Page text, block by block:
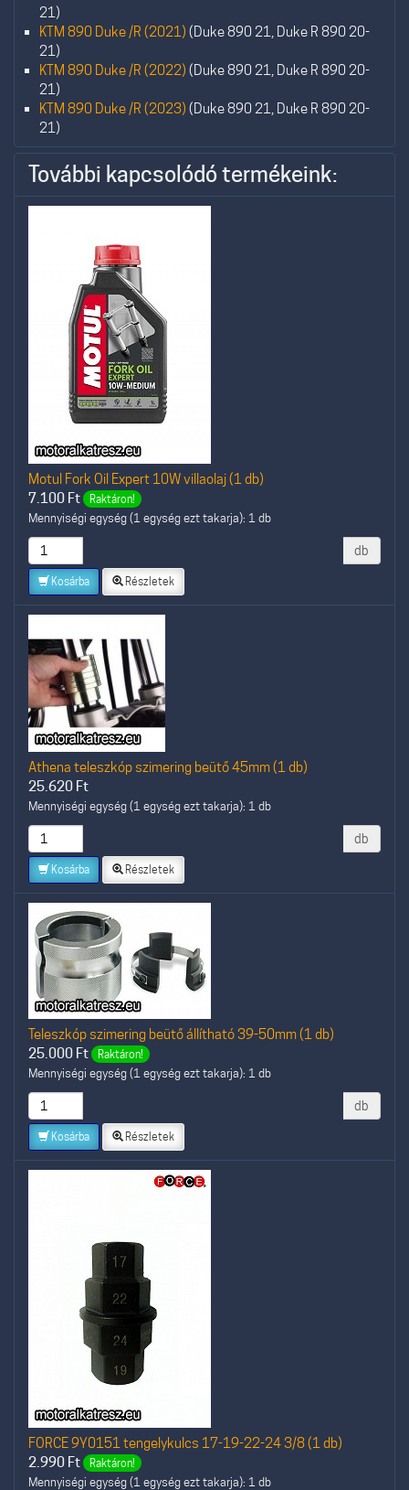
21)
KTM 890 Duke /R (2021) (Duke 890 21, Duke R 890 20-
21)
KTM 890 Duke /R (2022) (Duke 890 21, Duke R 890 20-
21)
KTM 890 Duke /R (2023) (Duke 890 21, Duke R 890 20-
21)
További kapcsolódó termékeink:
Motul Fork Oil Expert 10W villaolaj (1 db)
7.100 Ft Raktáron!
Mennyiségi egység (1 egység ezt takarja): 1 db
db
Kosárba Részletek
Athena teleszkóp szimering beütő 45mm (1 db)
25.620 Ft
Mennyiségi egység (1 egység ezt takarja): 1 db
db
Kosárba Részletek
Teleszkóp szimering beütő állítható 39-50mm (1 db)
25.000 Ft Raktáron!
Mennyiségi egység (1 egység ezt takarja): 1 db
db
Kosárba Részletek
FORCE 9Y0151 tengelykulcs 17-19-22-24 3/8 (1 db)
2.990 Ft Raktáron!
Mennyiségi egység (1 egység ezt takarja): 1 db